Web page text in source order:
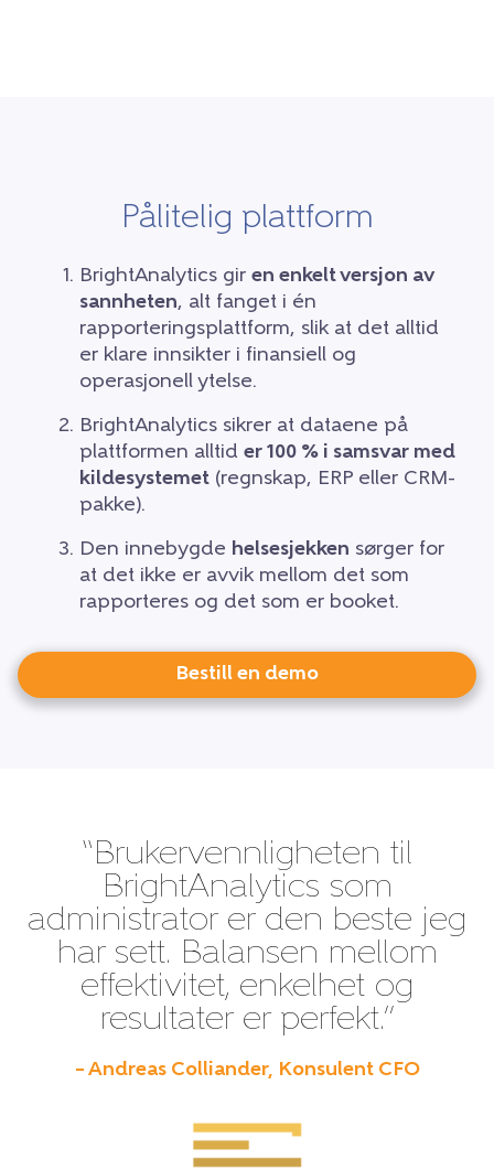
Pålitelig plattform
BrightAnalytics gir en enkelt versjon av
sannheten, alt fanget i én
rapporteringsplattform, slik at det alltid
er klare innsikter i finansiell og
operasjonell ytelse.
BrightAnalytics sikrer at dataene på
plattformen alltid er 100 % i samsvar med
kildesystemet (regnskap, ERP eller CRM-
pakke).
Den innebygde helsesjekken sørger for
at det ikke er avvik mellom det som
rapporteres og det som er booket.
Bestill en demo
“Brukervennligheten til
BrightAnalytics som
administrator er den beste jeg
har sett. Balansen mellom
effektivitet, enkelhet og
resultater er perfekt.”
– Andreas Colliander, Konsulent CFO